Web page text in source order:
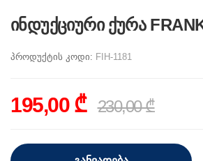
ინდუქციური ქურა
პროდუქტის კოდი: FIH-1181
195,00 ₾ 230,00 ₾